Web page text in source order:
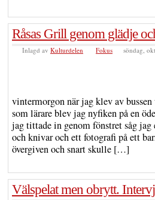
Råsas Grill genom glädje
Inlagd av Kulturdelen Fokus söndag,
vintermorgon när jag klev av
som lärare blev jag nyfiken på en
jag tittade in genom fönstret såg
och knivar och ett fotografi på ett
övergiven och snart skulle […]
Välspelat men obrytt.